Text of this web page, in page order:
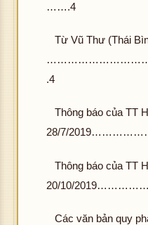
…….4
Từ Vũ Thư (Thái
.4
Thông báo của TT
28/7/
Thông báo của TT
20/10/
Các văn bản quy